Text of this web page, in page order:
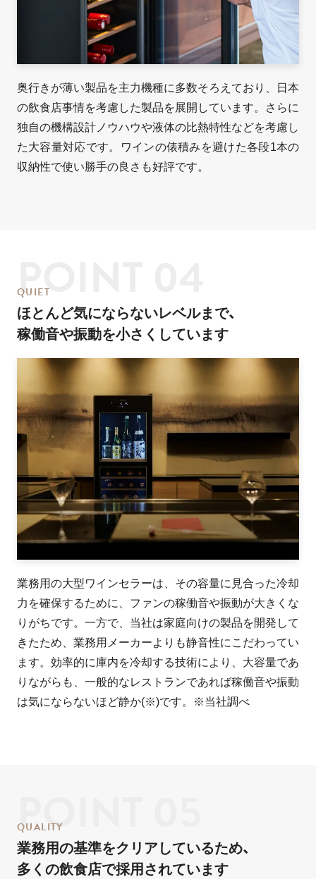
奥行きが薄い製品を主力機種に多数そろえており、日本
の飲食店事情を考慮した製品を展開しています。さらに
独自の機構設計ノウハウや液体の比熱特性などを考慮し
た大容量対応です。ワインの俵積みを避けた各段1本の
収納性で使い勝手の良さも好評です。
POINT 04
QUIET
ほとんど気にならないレベルまで、
稼働音や振動を小さくしています
業務用の大型ワインセラーは、その容量に見合った冷却
力を確保するために、ファンの稼働音や振動が大きくな
りがちです。一方で、当社は家庭向けの製品を開発して
きたため、業務用メーカーよりも静音性にこだわってい
ます。効率的に庫内を冷却する技術により、大容量であ
りながらも、一般的なレストランであれば稼働音や振動
は気にならないほど静か(※)です。※当社調べ
POINT 05
QUALITY
業務用の基準をクリアしているため、
多くの飲食店で採用されています